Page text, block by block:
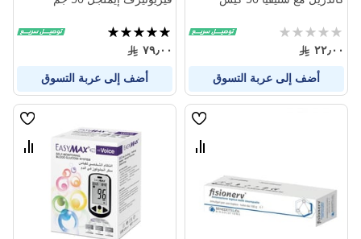
Rating:
٢٢٫٠٠
أضف إلى عربة التسوق
تقييم:
100%
٧٩٫٠٠
أضف إلى عربة التسوق
قائمة
قارن
قائمة
قارن